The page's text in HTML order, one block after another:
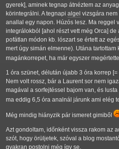
gyerek], aminek tegnap átnéztem az
körintegrálni. A tegnapi algel vizsgára
anallal egy napon. Húzós lesz. Ma reggel
integrálokból [ahol részt vett még Orca]
pofátlan módon kb. lószart se értett az
mert úgy simán elmenne). Utána tartottam
magánkorrepet, ha már egyszer
1 óra szünet, délután újabb 3 óra korrep
Nem volt rossz, bár a Laurent sor nem
magával a sorfejtéssel bajom van, és
ma eddig 6,5 óra analnál járunk ami elég
Még mindig hiányzik pár ismeret gimiből
Azt gondoltam, időnként vissza rakom az
szót, hogy örüljetek, szóval a blog
gyakran postolni még így se.